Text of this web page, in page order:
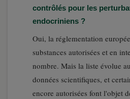
contrôlés pour les
endocriniens ?
Oui, la réglementation
substances autorisées et en
nombre. Mais la liste évolue
données scientifiques, et
encore autorisées font l'objet